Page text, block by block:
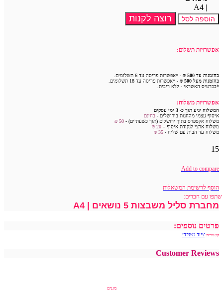
| A4
הוספה לסל רוצה לקנות
אפשרויות תשלום:
בהזמנות עד 500 ₪
- *אפשרות פריסה עד 6 תשלומים.
בהזמנות מעל 500 ₪
- *אפשרות פריסה עד 18 תשלומים.
*בכרטיס האשראי - ללא ריבית.
אפשרויות משלוח:
המשלוח יגיע תוך כ- 3 ימי עסקים
איסוף עצמי מהחנות בירושלים - בחינם
משלוח אקספרס בתוך ירושלים (תוך כשעתיים) - 50 ₪
משלוח ארצי לנקודת איסוף – 20 ₪
משלוח עד הבית עם שליח - 35
₪
15
Add to compare
הוסף לרשימת המשאלות
שתפו עם חברים:
מחברת סליל משבצות 5 נושאים | A4
פרטים נוספים:
קטגוריה: ציוד משרדי
Customer Reviews
מגנים